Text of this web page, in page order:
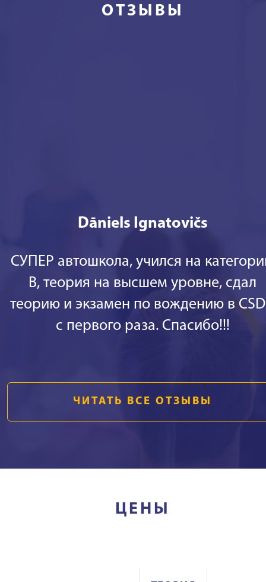
ОТЗЫВЫ
Dāniels Ignatovičs
СУПЕР автошкола, учился на
В, теория на высшем уровне, сдал
теорию и экзамен по вождению в
с первого раза. Спасибо!!!
ЧИТАТЬ ВСЕ ОТЗЫВЫ
ЦЕНЫ